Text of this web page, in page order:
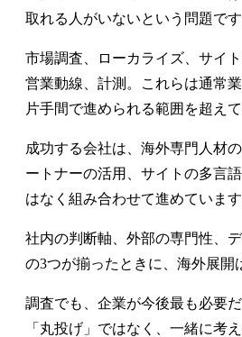
取れる人がいないという問題です
市場調査、ローカライズ、サイト
営業動線、計測。これらは通常
片手間で進められる範囲を超えて
成功する会社は、海外専門人材
ートナーの活用、サイトの多言
はなく組み合わせて進めています
社内の判断軸、外部の専門性、
の3つが揃ったときに、海外展開
調査でも、企業が今後最も必要
「丸投げ」ではなく、一緒に考